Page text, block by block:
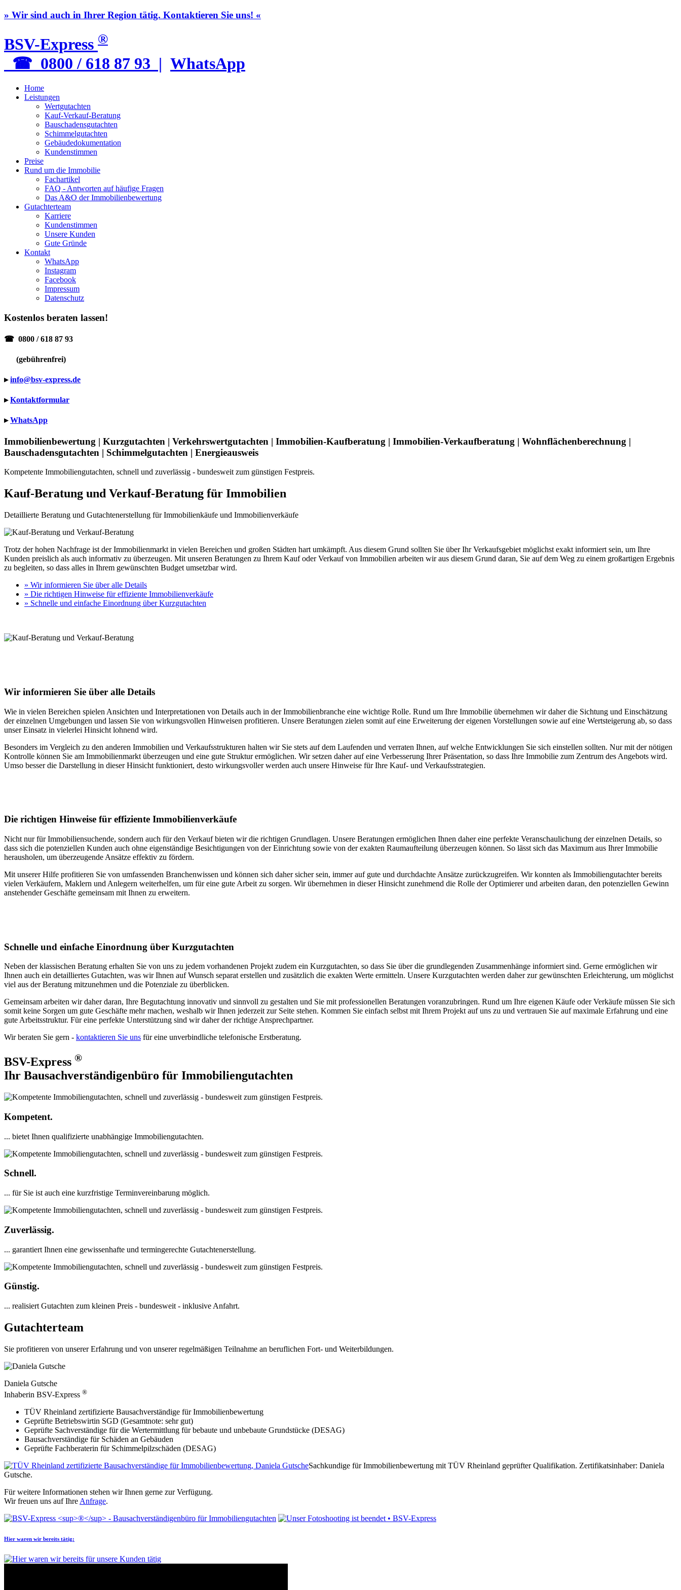
» Wir sind auch in Ihrer Region tätig. Kontaktieren Sie uns! «
BSV-Express ®
☎ 0800 / 618 87 93 | WhatsApp
Home
Leistungen
Wertgutachten
Kauf-Verkauf-Beratung
Bauschadensgutachten
Schimmelgutachten
Gebäudedokumentation
Kundenstimmen
Preise
Rund um die Immobilie
Fachartikel
FAQ - Antworten auf häufige Fragen
Das A&O der Immobilienbewertung
Gutachterteam
Karriere
Kundenstimmen
Unsere Kunden
Gute Gründe
Kontakt
WhatsApp
Instagram
Facebook
Impressum
Datenschutz
Kostenlos beraten lassen!
☎ 0800 / 618 87 93
(gebührenfrei)
▸info@bsv-express.de
▸Kontaktformular
▸WhatsApp
Immobilienbewertung | Kurzgutachten | Verkehrswertgutachten | Immobilien-Kaufberatung | Immobilien-Verkaufberatung | Wohnflächenberechnung |
Bauschadensgutachten | Schimmelgutachten | Energieausweis
Kompetente Immobiliengutachten, schnell und zuverlässig - bundesweit zum günstigen Festpreis.
Kauf-Beratung und Verkauf-Beratung für Immobilien
Detaillierte Beratung und Gutachtenerstellung für Immobilienkäufe und Immobilienverkäufe
Trotz der hohen Nachfrage ist der Immobilienmarkt in vielen Bereichen und großen Städten hart umkämpft. Aus diesem Grund sollten Sie über Ihr Verkaufsgebiet möglichst exakt informiert sein, um Ihre
Kunden preislich als auch informativ zu überzeugen. Mit unseren Beratungen zu Ihrem Kauf oder Verkauf von Immobilien arbeiten wir aus diesem Grund daran, Sie auf dem Weg zu einem großartigen Ergebnis
zu begleiten, so dass alles in Ihrem gewünschten Budget umsetzbar wird.
» Wir informieren Sie über alle Details
» Die richtigen Hinweise für effiziente Immobilienverkäufe
» Schnelle und einfache Einordnung über Kurzgutachten
Wir informieren Sie über alle Details
Wie in vielen Bereichen spielen Ansichten und Interpretationen von Details auch in der Immobilienbranche eine wichtige Rolle. Rund um Ihre Immobilie übernehmen wir daher die Sichtung und Einschätzung
der einzelnen Umgebungen und lassen Sie von wirkungsvollen Hinweisen profitieren. Unsere Beratungen zielen somit auf eine Erweiterung der eigenen Vorstellungen sowie auf eine Wertsteigerung ab, so dass
unser Einsatz in vielerlei Hinsicht lohnend wird.
Besonders im Vergleich zu den anderen Immobilien und Verkaufsstrukturen halten wir Sie stets auf dem Laufenden und verraten Ihnen, auf welche Entwicklungen Sie sich einstellen sollten. Nur mit der nötigen
Kontrolle können Sie am Immobilienmarkt überzeugen und eine gute Struktur ermöglichen. Wir setzen daher auf eine Verbesserung Ihrer Präsentation, so dass Ihre Immobilie zum Zentrum des Angebots wird.
Umso besser die Darstellung in dieser Hinsicht funktioniert, desto wirkungsvoller werden auch unsere Hinweise für Ihre Kauf- und Verkaufsstrategien.
Die richtigen Hinweise für effiziente Immobilienverkäufe
Nicht nur für Immobiliensuchende, sondern auch für den Verkauf bieten wir die richtigen Grundlagen. Unsere Beratungen ermöglichen Ihnen daher eine perfekte Veranschaulichung der einzelnen Details, so
dass sich die potenziellen Kunden auch ohne eigenständige Besichtigungen von der Einrichtung sowie von der exakten Raumaufteilung überzeugen können. So lässt sich das Maximum aus Ihrer Immobilie
herausholen, um überzeugende Ansätze effektiv zu fördern.
Mit unserer Hilfe profitieren Sie von umfassenden Branchenwissen und können sich daher sicher sein, immer auf gute und durchdachte Ansätze zurückzugreifen. Wir konnten als Immobiliengutachter bereits
vielen Verkäufern, Maklern und Anlegern weiterhelfen, um für eine gute Arbeit zu sorgen. Wir übernehmen in dieser Hinsicht zunehmend die Rolle der Optimierer und arbeiten daran, den potenziellen Gewinn
anstehender Geschäfte gemeinsam mit Ihnen zu erweitern.
Schnelle und einfache Einordnung über Kurzgutachten
Neben der klassischen Beratung erhalten Sie von uns zu jedem vorhandenen Projekt zudem ein Kurzgutachten, so dass Sie über die grundlegenden Zusammenhänge informiert sind. Gerne ermöglichen wir
Ihnen auch ein detailliertes Gutachten, was wir Ihnen auf Wunsch separat erstellen und zusätzlich die exakten Werte ermitteln. Unsere Kurzgutachten werden daher zur gewünschten Erleichterung, um möglichst
viel aus der Beratung mitzunehmen und die Potenziale zu überblicken.
Gemeinsam arbeiten wir daher daran, Ihre Begutachtung innovativ und sinnvoll zu gestalten und Sie mit professionellen Beratungen voranzubringen. Rund um Ihre eigenen Käufe oder Verkäufe müssen Sie sich
somit keine Sorgen um gute Geschäfte mehr machen, weshalb wir Ihnen jederzeit zur Seite stehen. Kommen Sie einfach selbst mit Ihrem Projekt auf uns zu und vertrauen Sie auf maximale Erfahrung und eine
gute Arbeitsstruktur. Für eine perfekte Unterstützung sind wir daher der richtige Ansprechpartner.
Wir beraten Sie gern - kontaktieren Sie uns für eine unverbindliche telefonische Erstberatung.
BSV-Express ®
Ihr Bausachverständigenbüro für Immobiliengutachten
Kompetent.
... bietet Ihnen qualifizierte unabhängige Immobiliengutachten.
Schnell.
... für Sie ist auch eine kurzfristige Terminvereinbarung möglich.
Zuverlässig.
... garantiert Ihnen eine gewissenhafte und termingerechte Gutachtenerstellung.
Günstig.
... realisiert Gutachten zum kleinen Preis - bundesweit - inklusive Anfahrt.
Gutachterteam
Sie profitieren von unserer Erfahrung und von unserer regelmäßigen Teilnahme an beruflichen Fort- und Weiterbildungen.
Daniela Gutsche
Inhaberin BSV-Express ®
TÜV Rheinland zertifizierte Bausachverständige für Immobilienbewertung
Geprüfte Betriebswirtin SGD (Gesamtnote: sehr gut)
Geprüfte Sachverständige für die Wertermittlung für bebaute und unbebaute Grundstücke (DESAG)
Bausachverständige für Schäden an Gebäuden
Geprüfte Fachberaterin für Schimmelpilzschäden (DESAG)
Sachkundige für Immobilienbewertung mit TÜV Rheinland geprüfter Qualifikation. Zertifikatsinhaber: Daniela
Gutsche.
Für weitere Informationen stehen wir Ihnen gerne zur Verfügung.
Wir freuen uns auf Ihre Anfrage.
Hier waren wir bereits tätig: